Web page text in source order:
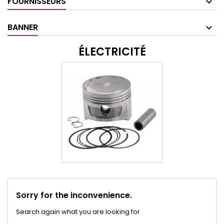
BANNER
ÉLECTRICITÉ
Sorry for the inconvenience.
Search again what you are looking for